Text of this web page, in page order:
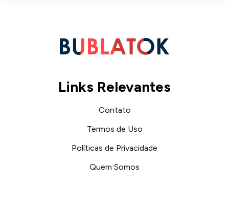
Links Relevantes
Contato
Termos de Uso
Políticas de Privacidade
Quem Somos